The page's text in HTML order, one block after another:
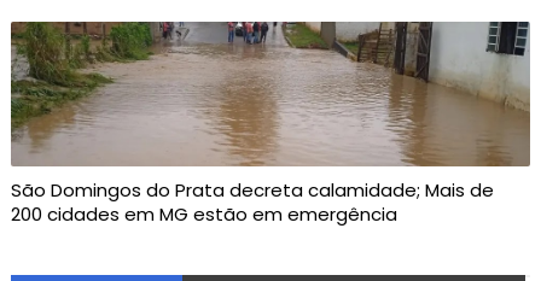
São Domingos do Prata decreta calamidade; Mais de
200 cidades em MG estão em emergência